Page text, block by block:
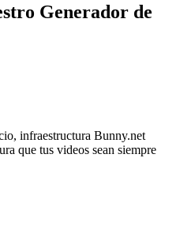
Generador de
infraestructura Bunny.net
que tus videos sean siempre